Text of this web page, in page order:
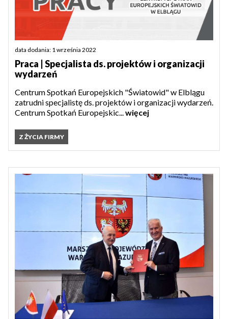
data dodania: 1 września 2022
Praca | Specjalista ds. projektów i organizacji
wydarzeń
Centrum Spotkań Europejskich "Światowid" w Elblągu
zatrudni specjalistę ds. projektów i organizacji wydarzeń.
Centrum Spotkań Europejskic...więcej
Z ŻYCIA FIRMY